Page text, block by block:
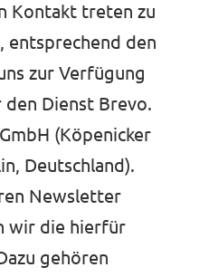
Kontakt treten zu
entsprechend den
zur Verfügung
Dienst Brevo.
(Köpenicker
Deutschland).
Newsletter
wir die hierfür
gehören